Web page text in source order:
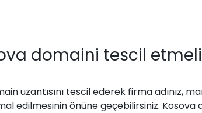
domaini tescil
uzantısını tescil ederek firma adınız,
edilmesinin önüne geçebilirsiniz.